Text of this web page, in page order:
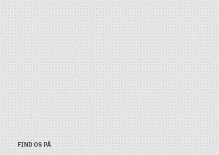
FIND OS PÅ